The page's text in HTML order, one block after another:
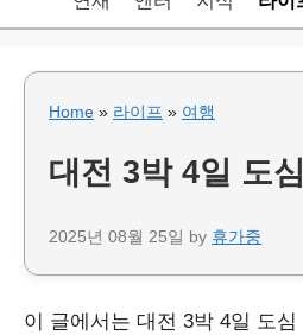
Home » 라이프 » 여행
대전 3박 4일 도
2025년 08월 25일 by 휴가중
이 글에서는 대전 3박 4일 도